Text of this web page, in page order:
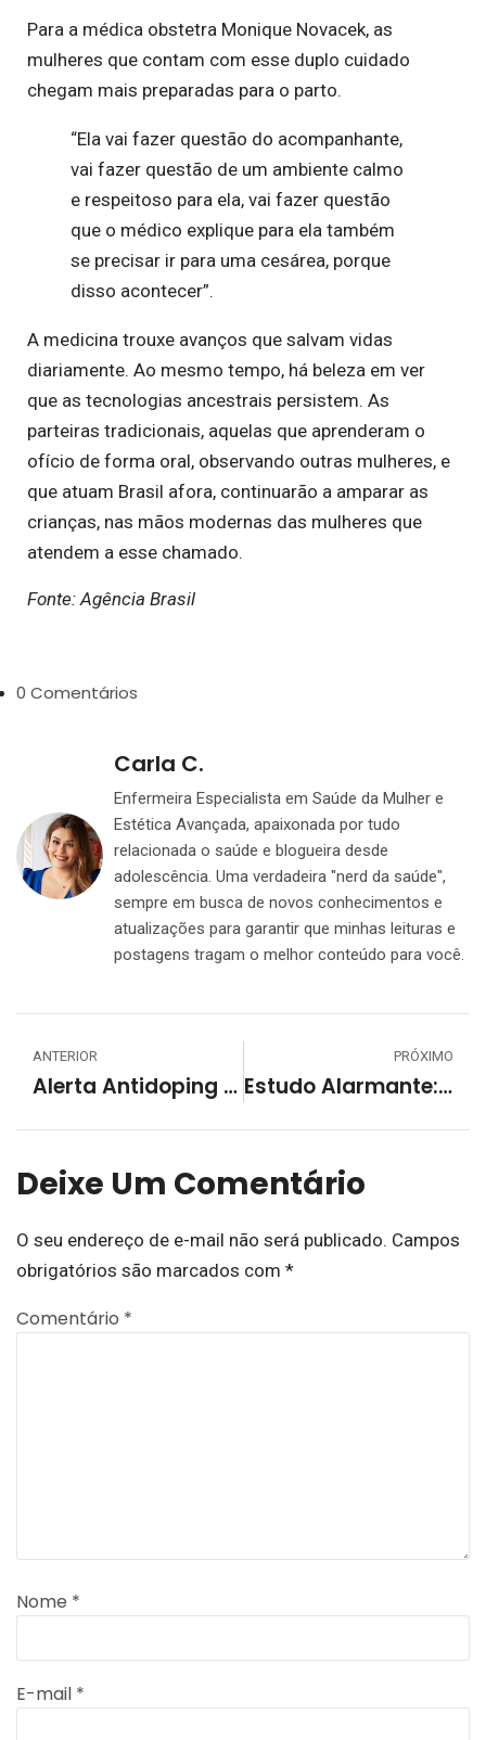
Para a médica obstetra Monique Novacek, as
mulheres que contam com esse duplo cuidado
chegam mais preparadas para o parto.
“Ela vai fazer questão do acompanhante,
vai fazer questão de um ambiente calmo
e respeitoso para ela, vai fazer questão
que o médico explique para ela também
se precisar ir para uma cesárea, porque
disso acontecer”.
A medicina trouxe avanços que salvam vidas
diariamente. Ao mesmo tempo, há beleza em ver
que as tecnologias ancestrais persistem. As
parteiras tradicionais, aquelas que aprenderam o
ofício de forma oral, observando outras mulheres, e
que atuam Brasil afora, continuarão a amparar as
crianças, nas mãos modernas das mulheres que
atendem a esse chamado.
Fonte: Agência Brasil
0 Comentários
Carla C.
Enfermeira Especialista em Saúde da Mulher e
Estética Avançada, apaixonada por tudo
relacionada o saúde e blogueira desde
adolescência. Uma verdadeira "nerd da saúde",
sempre em busca de novos conhecimentos e
atualizações para garantir que minhas leituras e
postagens tragam o melhor conteúdo para você.
ANTERIOR
Alerta Antidoping Nos Rótulos De Medicamentos
PRÓXIMO
Estudo Alarmante: Estimativa Aponta 17 Mil Mortes Ligadas Ao Tratamento De COVID-19 Com Cloroquina
Deixe Um Comentário
O seu endereço de e-mail não será publicado. Campos
obrigatórios são marcados com *
Comentário *
Nome *
E-mail *